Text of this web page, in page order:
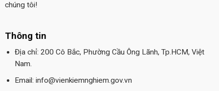
chúng tôi!
Thông tin
Địa chỉ: 200 Cô Bắc, Phường Cầu Ông Lãnh, Tp.HCM, Việt
Nam.
Email: info@vienkiemnghiem.gov.vn